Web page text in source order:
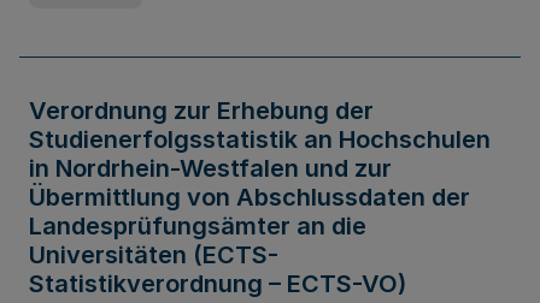
Verordnung zur Erhebung der
Studienerfolgsstatistik an Hochschulen
in Nordrhein-Westfalen und zur
Übermittlung von Abschlussdaten der
Landesprüfungsämter an die
Universitäten (ECTS-
Statistikverordnung – ECTS-VO)